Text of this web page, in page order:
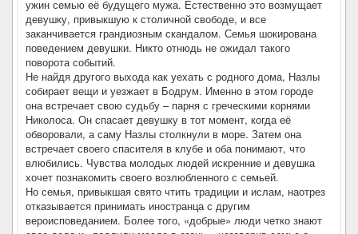
ужин семью её будущего мужа. Естественно это возмущает
девушку, привыкшую к столичной свободе, и все
заканчивается грандиозным скандалом. Семья шокирована
поведением девушки. Никто отнюдь не ожидал такого
поворота событий.
Не найдя другого выхода как уехать с родного дома, Назлы
собирает вещи и уезжает в Бодрум. Именно в этом городе
она встречает свою судьбу – парня с греческими корнями
Николоса. Он спасает девушку в тот момент, когда её
обворовали, а саму Назлы столкнули в море. Затем она
встречает своего спасителя в клубе и оба понимают, что
влюбились. Чувства молодых людей искренние и девушка
хочет познакомить своего возлюбленного с семьей.
Но семья, привыкшая свято чтить традиции и ислам, наотрез
отказывается принимать иностранца с другим
вероисповеданием. Более того, «добрые» люди четко знают